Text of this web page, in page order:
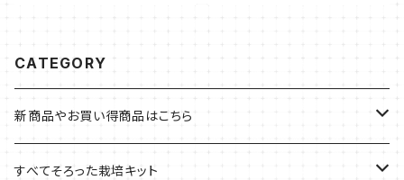
CATEGORY
新商品やお買い得商品はこちら
今イチオシの商品
すべてそろった栽培キット